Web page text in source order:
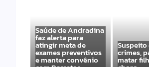
Saúde de Andradina
faz alerta para
atingir meta de
exames preventivos
e manter convênio
crimes,
matar